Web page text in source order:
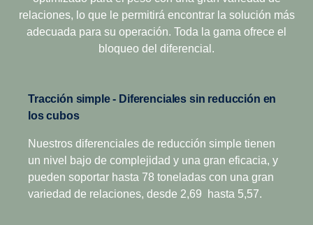
facilidad de conducción y una economía de operación
excepcional.
Esta caja de cambios cuenta con dos relaciones
ultralentas adicionales para las aplicaciones que
velocidad. Diseñada para obtener una mayor economía,
ha probado ser enormemente exitosa en aplicaciones de
distribución regional, larga distancia y grandes
construcciones.
relaciones, lo que le permitirá encontrar la solución más
adecuada para su operación. Toda la gama ofrece el
bloqueo del diferencial.
Tracción simple - Diferenciales sin reducción en
los cubos
Nuestros diferenciales de reducción simple tienen
un nivel bajo de complejidad y una gran eficacia, y
pueden soportar hasta 78 toneladas con una gran
variedad de relaciones, desde 2,69 hasta 5,57.